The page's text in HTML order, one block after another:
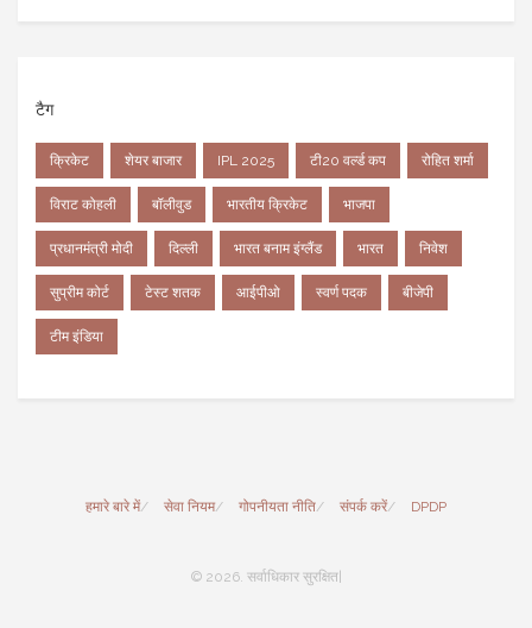
टैग
क्रिकेट शेयर बाजार IPL 2025 टी20 वर्ल्ड कप रोहित शर्मा
विराट कोहली बॉलीवुड भारतीय क्रिकेट भाजपा
प्रधानमंत्री मोदी दिल्ली भारत बनाम इंग्लैंड भारत निवेश
सुप्रीम कोर्ट टेस्ट शतक आईपीओ स्वर्ण पदक बीजेपी
टीम इंडिया
हमारे बारे में सेवा नियम गोपनीयता नीति संपर्क करें DPDP
© 2026. सर्वाधिकार सुरक्षित|